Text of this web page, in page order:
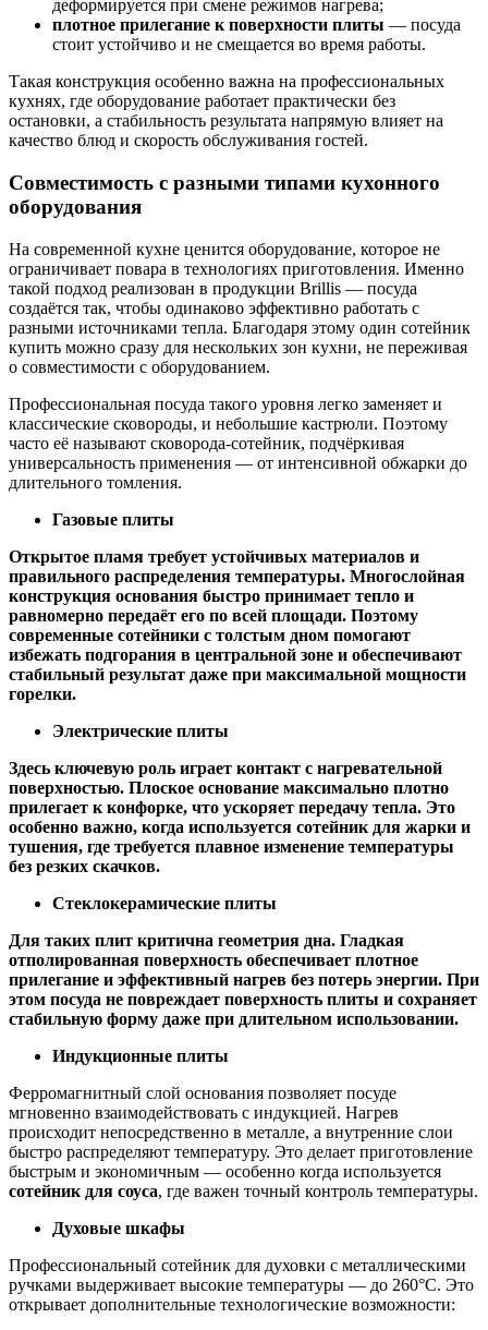
деформируется при смене режимов нагрева;
плотное прилегание к поверхности плиты — посуда
стоит устойчиво и не смещается во время работы.
Такая конструкция особенно важна на профессиональных
кухнях, где оборудование работает практически без
остановки, а стабильность результата напрямую влияет на
качество блюд и скорость обслуживания гостей.
Совместимость с разными типами кухонного
оборудования
На современной кухне ценится оборудование, которое не
ограничивает повара в технологиях приготовления. Именно
такой подход реализован в продукции Brillis — посуда
создаётся так, чтобы одинаково эффективно работать с
разными источниками тепла. Благодаря этому один сотейник
купить можно сразу для нескольких зон кухни, не переживая
о совместимости с оборудованием.
Профессиональная посуда такого уровня легко заменяет и
классические сковороды, и небольшие кастрюли. Поэтому
часто её называют сковорода-сотейник, подчёркивая
универсальность применения — от интенсивной обжарки до
длительного томления.
Газовые плиты
Открытое пламя требует устойчивых материалов и
правильного распределения температуры. Многослойная
конструкция основания быстро принимает тепло и
равномерно передаёт его по всей площади. Поэтому
современные сотейники с толстым дном помогают
избежать подгорания в центральной зоне и обеспечивают
стабильный результат даже при максимальной мощности
горелки.
Электрические плиты
Здесь ключевую роль играет контакт с нагревательной
поверхностью. Плоское основание максимально плотно
прилегает к конфорке, что ускоряет передачу тепла. Это
особенно важно, когда используется сотейник для жарки и
тушения, где требуется плавное изменение температуры
без резких скачков.
Стеклокерамические плиты
Для таких плит критична геометрия дна. Гладкая
отполированная поверхность обеспечивает плотное
прилегание и эффективный нагрев без потерь энергии. При
этом посуда не повреждает поверхность плиты и сохраняет
стабильную форму даже при длительном использовании.
Индукционные плиты
Ферромагнитный слой основания позволяет посуде
мгновенно взаимодействовать с индукцией. Нагрев
происходит непосредственно в металле, а внутренние слои
быстро распределяют температуру. Это делает приготовление
быстрым и экономичным — особенно когда используется
сотейник для соуса, где важен точный контроль температуры.
Духовые шкафы
Профессиональный сотейник для духовки с металлическими
ручками выдерживает высокие температуры — до 260°C. Это
открывает дополнительные технологические возможности: